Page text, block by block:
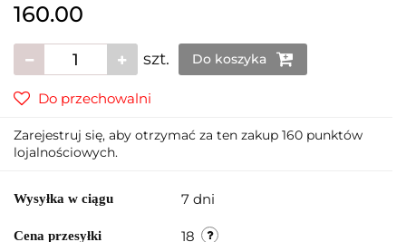
160.00
szt. Do koszyka
Do przechowalni
Zarejestruj się, aby otrzymać za ten zakup 160 punktów
lojalnościowych.
Wysyłka w ciągu 7 dni
Cena przesyłki 18